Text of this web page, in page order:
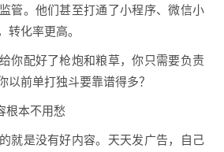
管。他们甚至打通了小程序、微信小
化率更高。
你配好了枪炮和粮草，你只需要负责
以前单打独斗要靠谱得多？
根本不用愁
就是没有好内容。天天发广告，自己